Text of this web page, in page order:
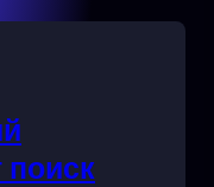
поиск